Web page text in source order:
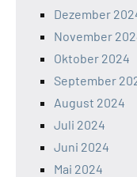
Dezember
November
Oktober 2024
September
August 2024
Juli 2024
Juni 2024
Mai 2024